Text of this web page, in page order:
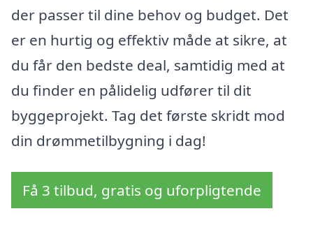
der passer til dine behov og budget. Det
er en hurtig og effektiv måde at sikre, at
du får den bedste deal, samtidig med at
du finder en pålidelig udfører til dit
byggeprojekt. Tag det første skridt mod
din drømmetilbygning i dag!
Få 3 tilbud, gratis og uforpligtende